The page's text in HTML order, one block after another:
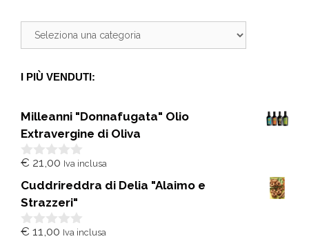
I PIÙ VENDUTI:
Milleanni "Donnafugata" Olio
Extravergine di Oliva
0
u
5
€ 21,00 Iva inclusa
Cuddrireddra di Delia "Alaimo e
Strazzeri"
0
€ 11,00 Iva inclusa